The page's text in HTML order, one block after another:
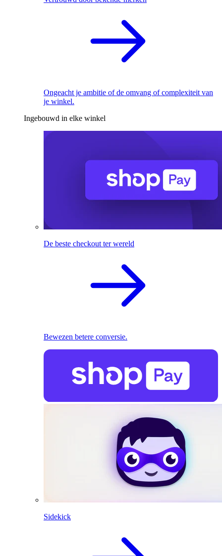
Ongeacht je ambitie of de omvang of complexiteit van
je winkel.
Ingebouwd in elke winkel
De beste checkout ter wereld
Bewezen betere conversie.
Sidekick